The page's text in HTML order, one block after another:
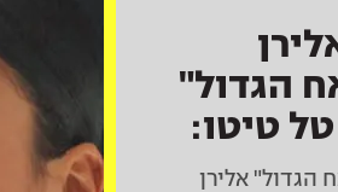
הגדול"
טיטו:
הגדול" אלירן